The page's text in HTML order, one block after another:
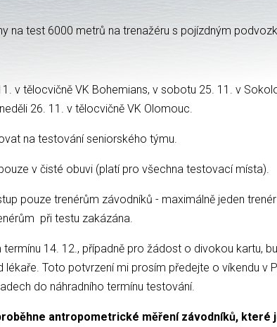
na test 6000 metrů na trenažéru s pojízdným
v tělocvičně VK Bohemians, v sobotu 25. 11. v
26. 11. v tělocvičně VK Olomouc.
na testování seniorského týmu.
v čisté obuvi (platí pro všechna testovací místa).
pouze trenérům závodníků - maximálně jeden
při testu zakázána.
14. 12., případně pro žádost o divokou kartu,
lékaře. Toto potvrzení mi prosím předejte o víkendu v
do náhradního termínu testování.
antropometrické měření závodníků, které